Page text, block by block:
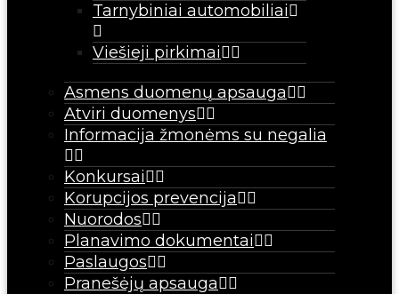
Tarnybiniai automobiliai
Viešieji pirkimai
Asmens duomenų apsauga
Atviri duomenys
Informacija žmonėms su negalia
Konkursai
Korupcijos prevencija
Nuorodos
Planavimo dokumentai
Paslaugos
Pranešėjų apsauga